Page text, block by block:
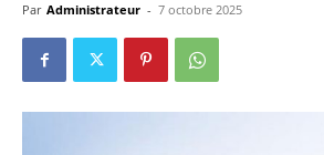
Par Administrateur - 7 octobre 2025